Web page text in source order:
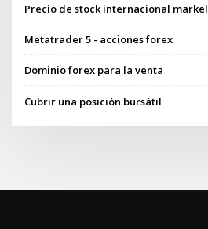
Precio de stock internacional markel
Metatrader 5 - acciones forex
Dominio forex para la venta
Cubrir una posición bursátil